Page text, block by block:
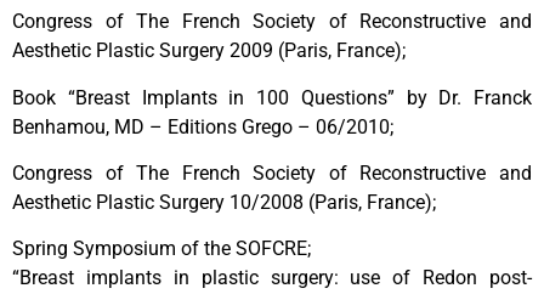
Congress of The French Society of Reconstructive and
Aesthetic Plastic Surgery 2009 (Paris, France);
Book “Breast Implants in 100 Questions” by Dr. Franck
Benhamou, MD – Editions Grego – 06/2010;
Congress of The French Society of Reconstructive and
Aesthetic Plastic Surgery 10/2008 (Paris, France);
Spring Symposium of the SOFCRE;
“Breast implants in plastic surgery: use of Redon post-